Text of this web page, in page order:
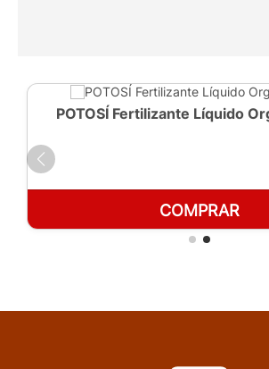
POTOSÍ Fertilizante Líquido
COMPRAR